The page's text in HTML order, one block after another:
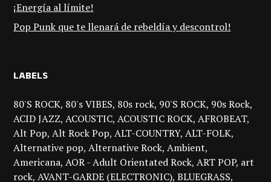
¡Energía al límite!
Pop Punk que te llenará de rebeldía y descontrol!
LABELS
80'S ROCK 80's VIBES 80s rock 90'S ROCK 90s Rock
ACID JAZZ ACOUSTIC ACOUSTIC ROCK AFROBEAT
Alt Pop Alt Rock Pop ALT-COUNTRY ALT-FOLK
Alternative pop Alternative Rock Ambient
Americana AOR - Adult Orientated Rock ART POP art
rock AVANT-GARDE (ELECTRONIC) BLUEGRASS